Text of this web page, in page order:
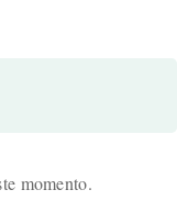
momento.